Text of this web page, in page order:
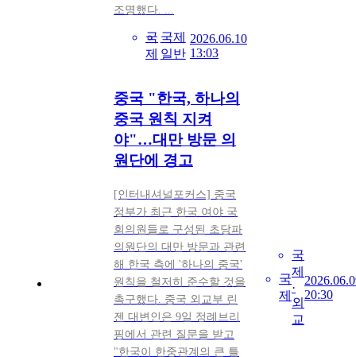
조명했다. ...
국
제
국제
일반
2026.06.10
13:03
중국 "한국, 하나의
중국 원칙 지켜
야"…대만 방문 의
원단에 경고
[인터내셔널포커스] 중국
정부가 최근 한국 여야 국
회의원들로 구성된 초당파
의원단의 대만 방문과 관련
해 한국 측에 '하나의 중국'
원칙을 철저히 준수할 것을
촉구했다. 중국 외교부 린
젠 대변인은 9일 정례브리
핑에서 관련 질문을 받고
"한국이 한중관계의 큰 틀
국
제
국
제
·
외
교
20:30